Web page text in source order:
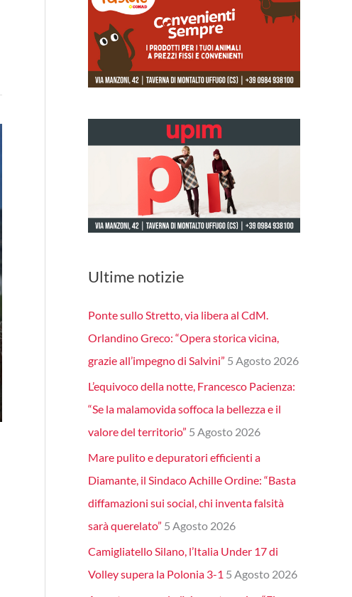
Ultime notizie
Ponte sullo Stretto, via libera al CdM.
Orlandino Greco: “Opera storica vicina,
grazie all’impegno di Salvini” 5 Agosto 2026
L’equivoco della notte, Francesco Pacienza:
“Se la malamovida soffoca la bellezza e il
valore del territorio” 5 Agosto 2026
Mare pulito e depuratori efficienti a
Diamante, il Sindaco Achille Ordine: “Basta
diffamazioni sui social, chi inventa falsità
sarà querelato” 5 Agosto 2026
Camigliatello Silano, l’Italia Under 17 di
Volley supera la Polonia 3-1 5 Agosto 2026